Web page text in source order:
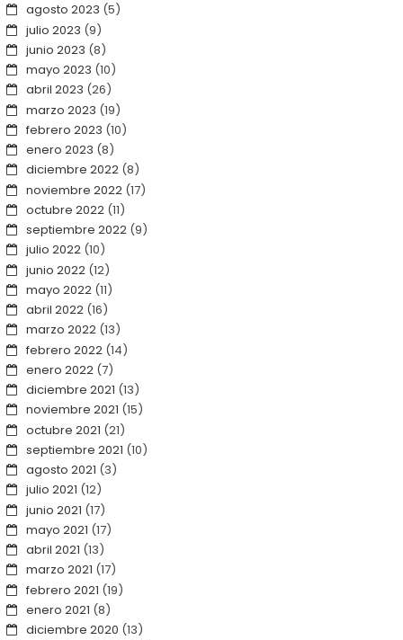
agosto 2023 (5)
julio 2023 (9)
junio 2023 (8)
mayo 2023 (10)
abril 2023 (26)
marzo 2023 (19)
febrero 2023 (10)
enero 2023 (8)
diciembre 2022(8)
noviembre 2022(17)
octubre 2022(11)
septiembre 2022(9)
julio 2022(10)
junio 2022(12)
mayo 2022(11)
abril 2022(16)
marzo 2022(13)
febrero 2022(14)
enero 2022(7)
diciembre 2021 (13)
noviembre 2021 (15)
octubre 2021 (21)
septiembre 2021 (10)
agosto 2021 (3)
julio 2021 (12)
junio 2021 (17)
mayo 2021 (17)
abril 2021 (13)
marzo 2021 (17)
febrero 2021 (19)
enero 2021 (8)
diciembre 2020 (13)